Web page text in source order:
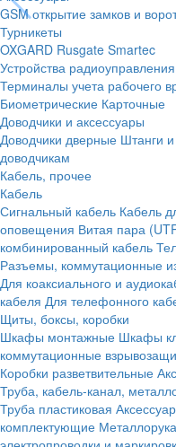
GSM открытие замков и
Турникеты
OXGARD Rusgate Smartec
Устройства радиоуправления
Терминалы учета рабочего
Биометрические Карточные
Доводчики и аксессуары
Доводчики дверные Штанги и
доводчикам
Кабель, прочее
Кабель
Сигнальный кабель Кабель
оповещения Витая пара
комбинированный кабель
Разъемы, коммутационные
Для коаксиального и
кабеля Для телефонного
Щиты, боксы, коробки
Шкафы монтажные Шкафы
коммутационные
Коробки разветвительные
Труба, кабель-канал,
Труба пластиковая
комплектующие